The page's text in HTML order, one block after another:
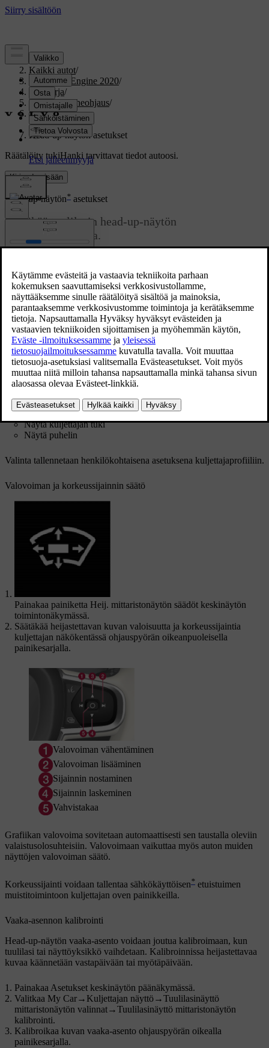
Tuki/
Kaikki autot/
V60 Twin Engine 2020/
Ohjekirja/
Näytöt ja puheohjaus/
Keskinäyttö/
Asetukset/
Head-up-näytön asetukset
Räätälöity tukiHanki tarvittavat tiedot autoosi.
Kirjaudu sisään
Head-up-näytön* asetukset
Säätäkää tuulilasin head-up-näytön
näyttämisasetuksia.
heijastetaan kuvaa.
Näyttövaihtoehdon valitseminen
Valitkaa head-up-näytössä näytettävät toiminnot.
PainakaaAsetuksetkeskinäytön päänäkymässä.
Painakaa painikettaMy Car→Näytöt →Tuulilasinäyttö
mittaristonäytön valinnat.
Valitkaa yksi tai useampi toiminto:
Näytä navigointi
Näytä Road Sign Information -tiedot
Näytä kuljettajan tuki
Näytä puhelin
Valinta tallennetaan henkilökohtaisena asetuksena kuljettajaprofiiliin.
Valovoiman ja korkeussijainnin säätö
Painakaa painiketta Heij. mittaristonäytön säädöt keskinäytön
toimintonäkymässä.
Säätäkää heijastettavan kuvan valoisuutta ja korkeussijaintia
kuljettajan näkökentässä ohjauspyörän oikeanpuoleisella
painikesarjalla.
Valovoiman vähentäminen
Valovoiman lisääminen
Sijainnin nostaminen
Sijainnin laskeminen
Vahvistakaa
Grafiikan valovoima sovitetaan automaattisesti sen taustalla oleviin
valaistusolosuhteisiin. Valovoimaan vaikuttaa myös auton muiden
näyttöjen valovoiman säätö.
Korkeussijainti voidaan tallentaa sähkökäyttöisen* etuistuimen
muistitoimintoon kuljettajan oven painikkeilla.
Vaaka-asennon kalibrointi
Head-up-näytön vaaka-asento voidaan joutua kalibroimaan, kun
tuulilasi tai näyttöyksikkö vaihdetaan. Kalibroinnissa heijastettavaa
kuvaa käännetään vastapäivään tai myötäpäivään.
Painakaa Asetukset keskinäytön päänäkymässä.
Valitkaa My Car→ Kuljettajan näyttö→Tuulilasinäyttö
mittaristonäytön valinnat→Tuulilasinäyttö mittaristonäytön
kalibrointi.
Kalibroikaa kuvan vaaka-asento ohjauspyörän oikealla
painikesarjalla.